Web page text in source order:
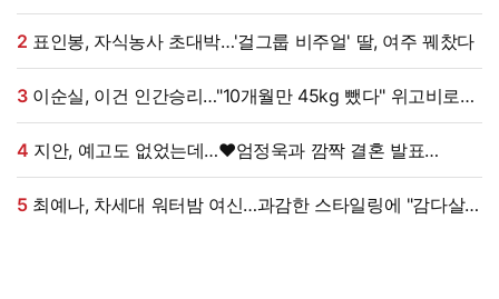
대박, 무려 '3만 장' 돌파 [엑's 이슈]
2 표인봉, 자식농사 초대박…'걸그룹 비주얼' 딸, 여주 꿰찼다
3이순실, 이건 인간승리…"10개월만 45kg 뺐다" 위고비로
대박, 몰라보게 달라졌다 (동치미쇼)
4
"짧지만 깊은 연애, 확신 들었다" [전문]
5최예나, 차세대 워터밤 여신…과감한 스타일링에 "감다살"